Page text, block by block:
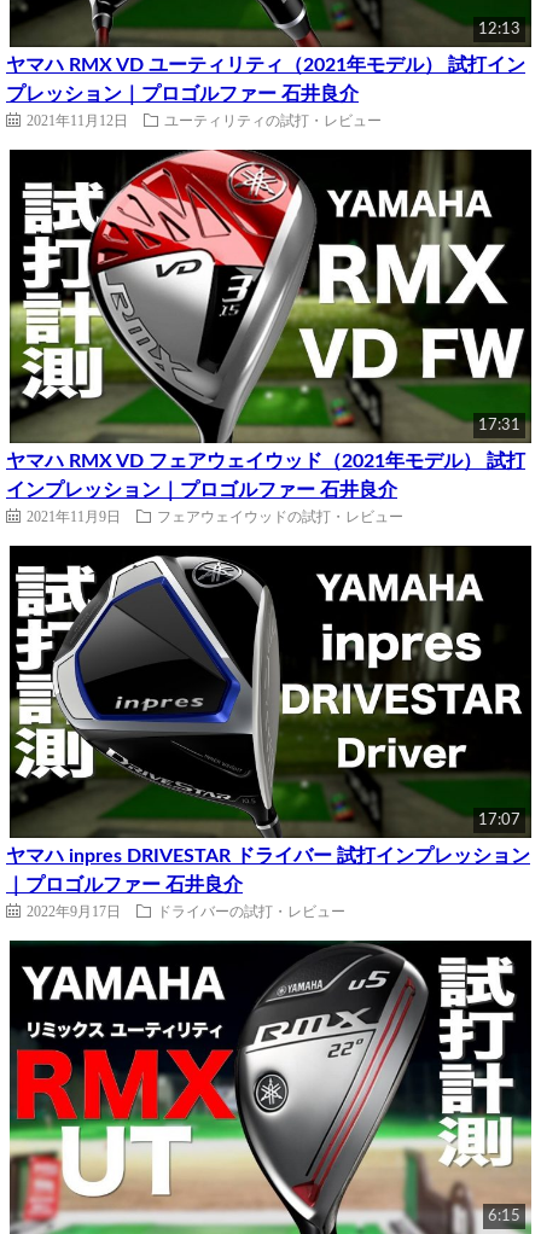
12:13
ヤマハ RMX VD ユーティリティ（2021年モデル） 試打イン
プレッション｜プロゴルファー 石井良介
2021年11月12日 ユーティリティの試打・レビュー
17:31
ヤマハ RMX VD フェアウェイウッド（2021年モデル） 試打
インプレッション｜プロゴルファー 石井良介
2021年11月9日 フェアウェイウッドの試打・レビュー
17:07
ヤマハ inpres DRIVESTAR ドライバー 試打インプレッション
｜プロゴルファー 石井良介
2022年9月17日 ドライバーの試打・レビュー
6:15